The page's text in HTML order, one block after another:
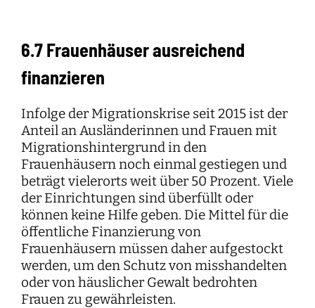
6.7 Frauenhäuser ausreichend
finanzieren
Infolge der Migrationskrise seit 2015 ist der
Anteil an Ausländerinnen und Frauen mit
Migrationshintergrund in den
Frauenhäusern noch einmal gestiegen und
beträgt vielerorts weit über 50 Prozent. Viele
der Einrichtungen sind überfüllt oder
können keine Hilfe geben. Die Mittel für die
öffentliche Finanzierung von
Frauenhäusern müssen daher aufgestockt
werden, um den Schutz von misshandelten
oder von häuslicher Gewalt bedrohten
Frauen zu gewährleisten.